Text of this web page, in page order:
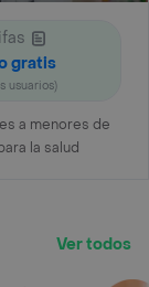
gratis
usuarios)
a menores de
la salud
Ver todos